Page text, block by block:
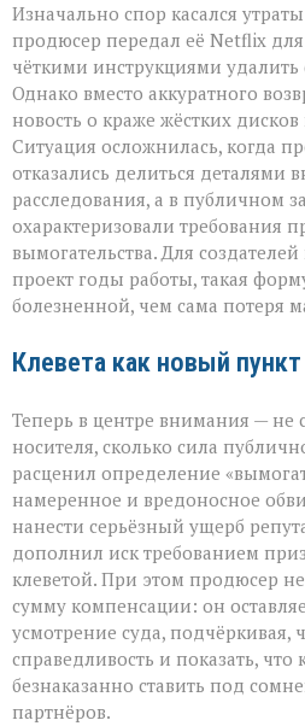
Изначально спор касался
продюсер передал её Netflix для
чёткими инструкциями
Однако вместо аккуратного
новость о краже жёстких
Ситуация осложнилась, когда
отказались делиться деталями
расследования, а в публичном
охарактеризовали требования
вымогательства. Для
проект годы работы, такая
болезненной, чем сама потеря
Клевета как новый пункт
Теперь в центре внимания — не
носителя, сколько сила
расценил определение
намеренное и вредоносное
нанести серьёзный ущерб
дополнил иск требованием
клеветой. При этом продюсер
сумму компенсации: он
усмотрение суда, подчёркивая,
справедливость и показать,
безнаказанно ставить под
партнёров.